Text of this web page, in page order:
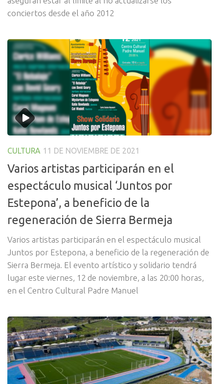
conciertos desde el año 2012
CULTURA 11 DE NOVIEMBRE DE 2021
Varios artistas participarán en el
espectáculo musical ‘Juntos por
Estepona’, a beneficio de la
regeneración de Sierra Bermeja
Varios artistas participarán en el espectáculo musical
Juntos por Estepona, a beneficio de la regeneración de
Sierra Bermeja. El evento artístico y solidario tendrá
lugar este viernes, 12 de noviembre, a las 20:00 horas,
en el Centro Cultural Padre Manuel